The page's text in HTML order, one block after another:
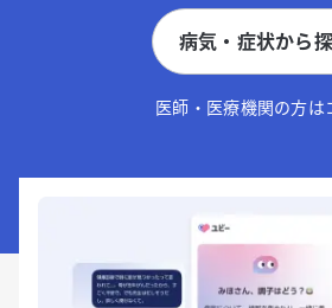
病気・症状から
医師・医療機関の方は